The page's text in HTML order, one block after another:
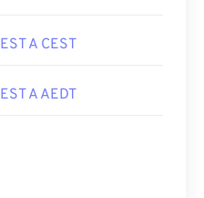
EST A CEST
EST A AEDT